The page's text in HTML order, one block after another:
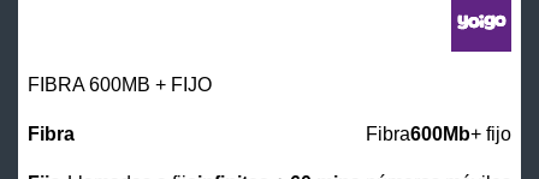
FIBRA 600MB + FIJO
Fibra600Mb+ fijo